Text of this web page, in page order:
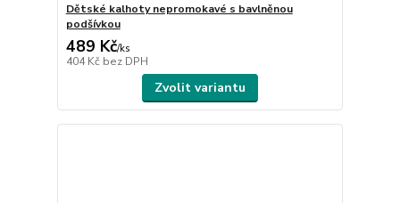
Dětské kalhoty nepromokavé s bavlněnou
podšívkou
489 Kč/ks
404 Kč bez DPH
Zvolit variantu